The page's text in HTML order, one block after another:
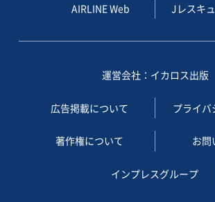
AIRLINE Web Jレスキ
運営会社：イカロス出版
広告掲載について プライバ
著作権について お問
インプレスグループ